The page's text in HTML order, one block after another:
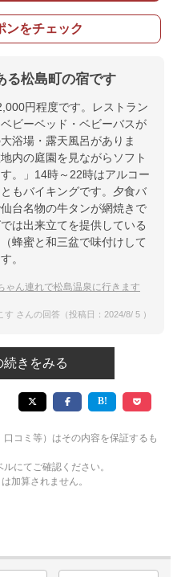
ンをチェック
る松島町の宿です
円程度です。レストラン
ビーベッド・ベビーバスが
浴場・露天風呂がありま
内の庭園を見ながらソフト
。」14時～22時はアルコー
もバイキングです。夕食バ
台名物の牛タンが網焼きで
は出来立てを提供している
蜂蜜と和三盆で味付けして
。
ゃん連れで松島温泉に行きます
す さんの回答（投稿日：2024/8/ 5 ）
きをみる
コミ等）はその内容を保証するも
にてご確認ください。
加算されません。